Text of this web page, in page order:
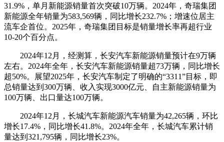
31.9%，单月新能源销量首次突破10万辆。2024年，奇瑞集团
新能源全年销量为583,569辆，同比增长232.7%；增速位居主
流车企首位。2025年，奇瑞集团目标是销量增长率再超行业
10-20个百分点。
2024年12月，经测算，长安汽车新能源销量预计在9万辆
左右。2024年全年，长安汽车新能源销量超73万辆，同比增长
超50%。展望2025年，长安汽车制定了明确的“3311”目标，即
总销量达到300万辆、收入实现3000亿元、自主新能源销量为
100万辆、出口量达100万辆。
2024年12月，长城汽车新能源汽车销量为42,265辆，环比
增长17.4%，同比增长41.8%。2024年全年，长城汽车累计销
量达到321,795辆，同比增长23%。